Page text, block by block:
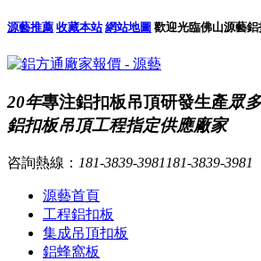
源藝推薦 收藏本站 網站地圖 歡迎光臨佛山源藝鋁
20年專注鋁扣板吊頂研發生產眾
鋁扣板吊頂工程指定供應廠家
咨詢熱線： 181-3839-3981 181-3839-3981
源藝首頁
工程鋁扣板
集成吊頂扣板
鋁蜂窩板